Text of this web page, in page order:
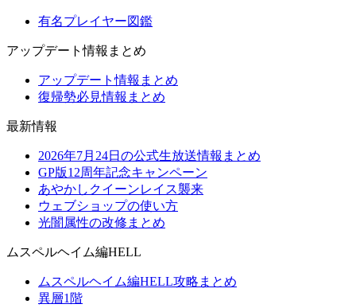
有名プレイヤー図鑑
アップデート情報まとめ
アップデート情報まとめ
復帰勢必見情報まとめ
最新情報
2026年7月24日の公式生放送情報まとめ
GP版12周年記念キャンペーン
あやかしクイーンレイス襲来
ウェブショップの使い方
光闇属性の改修まとめ
ムスペルヘイム編HELL
ムスペルヘイム編HELL攻略まとめ
異層1階